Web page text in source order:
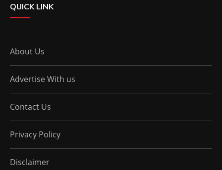
QUICK LINK
About Us
Advertise With us
Contact Us
Privacy Policy
Disclaimer